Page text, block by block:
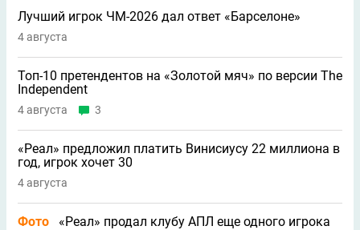
Лучший игрок ЧМ-2026 дал ответ «Барселоне»
4 августа
Топ-10 претендентов на «Золотой мяч» по версии The
Independent
4 августа 3
«Реал» предложил платить Винисиусу 22 миллиона в
год, игрок хочет 30
4 августа
Фото «Реал» продал клубу АПЛ еще одного игрока